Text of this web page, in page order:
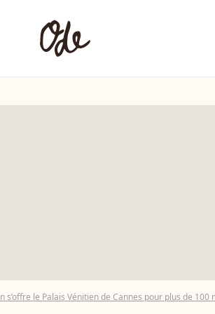
le Palais Vénitien de Cannes pour plus de 100